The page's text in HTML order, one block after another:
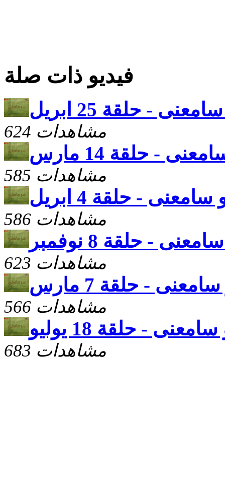
فيديو ذات صلة
- حلقة 25 ابريل
624 مشاهدات
- حلقة 14 مارس
585 مشاهدات
- حلقة 4 ابريل
586 مشاهدات
- حلقة 8 نوفمبر
623 مشاهدات
- حلقة 7 مارس
566 مشاهدات
- حلقة 18 يوليو
683 مشاهدات